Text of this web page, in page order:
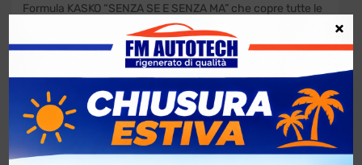
Formula KASKO “SENZA SE E SENZA MA” che copre tutte le
rotture del turbocompressore dovute al suo utilizzo.
le condizioni di garanzia.
Turbocompressori TurbineRevisionate| Come
funziona?
Turbocompressore Turbina. Come dice la parola stessa, il
turbocompressore è formato principalmente da due
componenti, la turbina e il compressore. Entrambi hanno la
×